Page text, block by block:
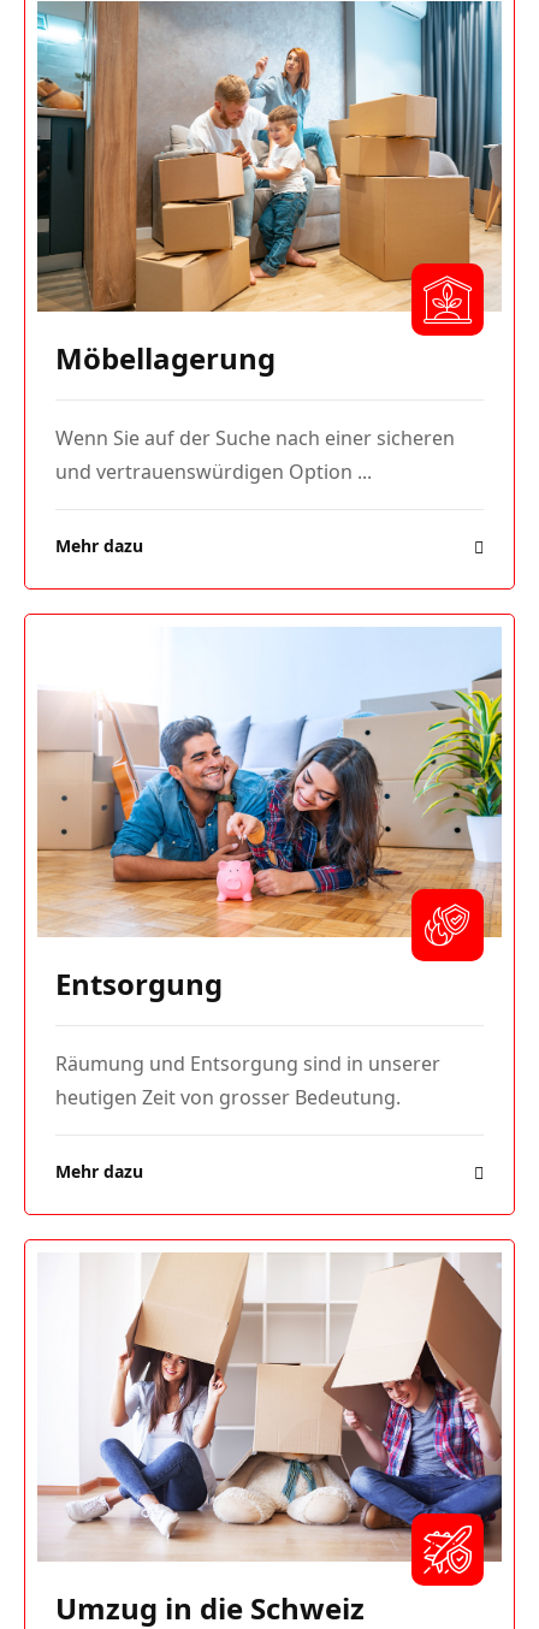
Möbellagerung
Wenn Sie auf der Suche nach einer sicheren
und vertrauenswürdigen Option ...
Mehr dazu
Entsorgung
Räumung und Entsorgung sind in unserer
heutigen Zeit von grosser Bedeutung.
Mehr dazu
Umzug in die Schweiz